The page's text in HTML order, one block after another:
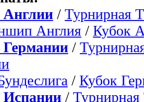
/ Турнирная
Англия / Кубок
/
/ Кубок
/ Турнирная